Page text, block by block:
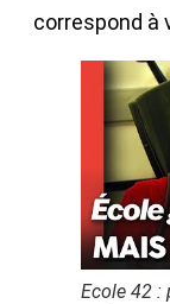
correspond à
Ecole 42 :